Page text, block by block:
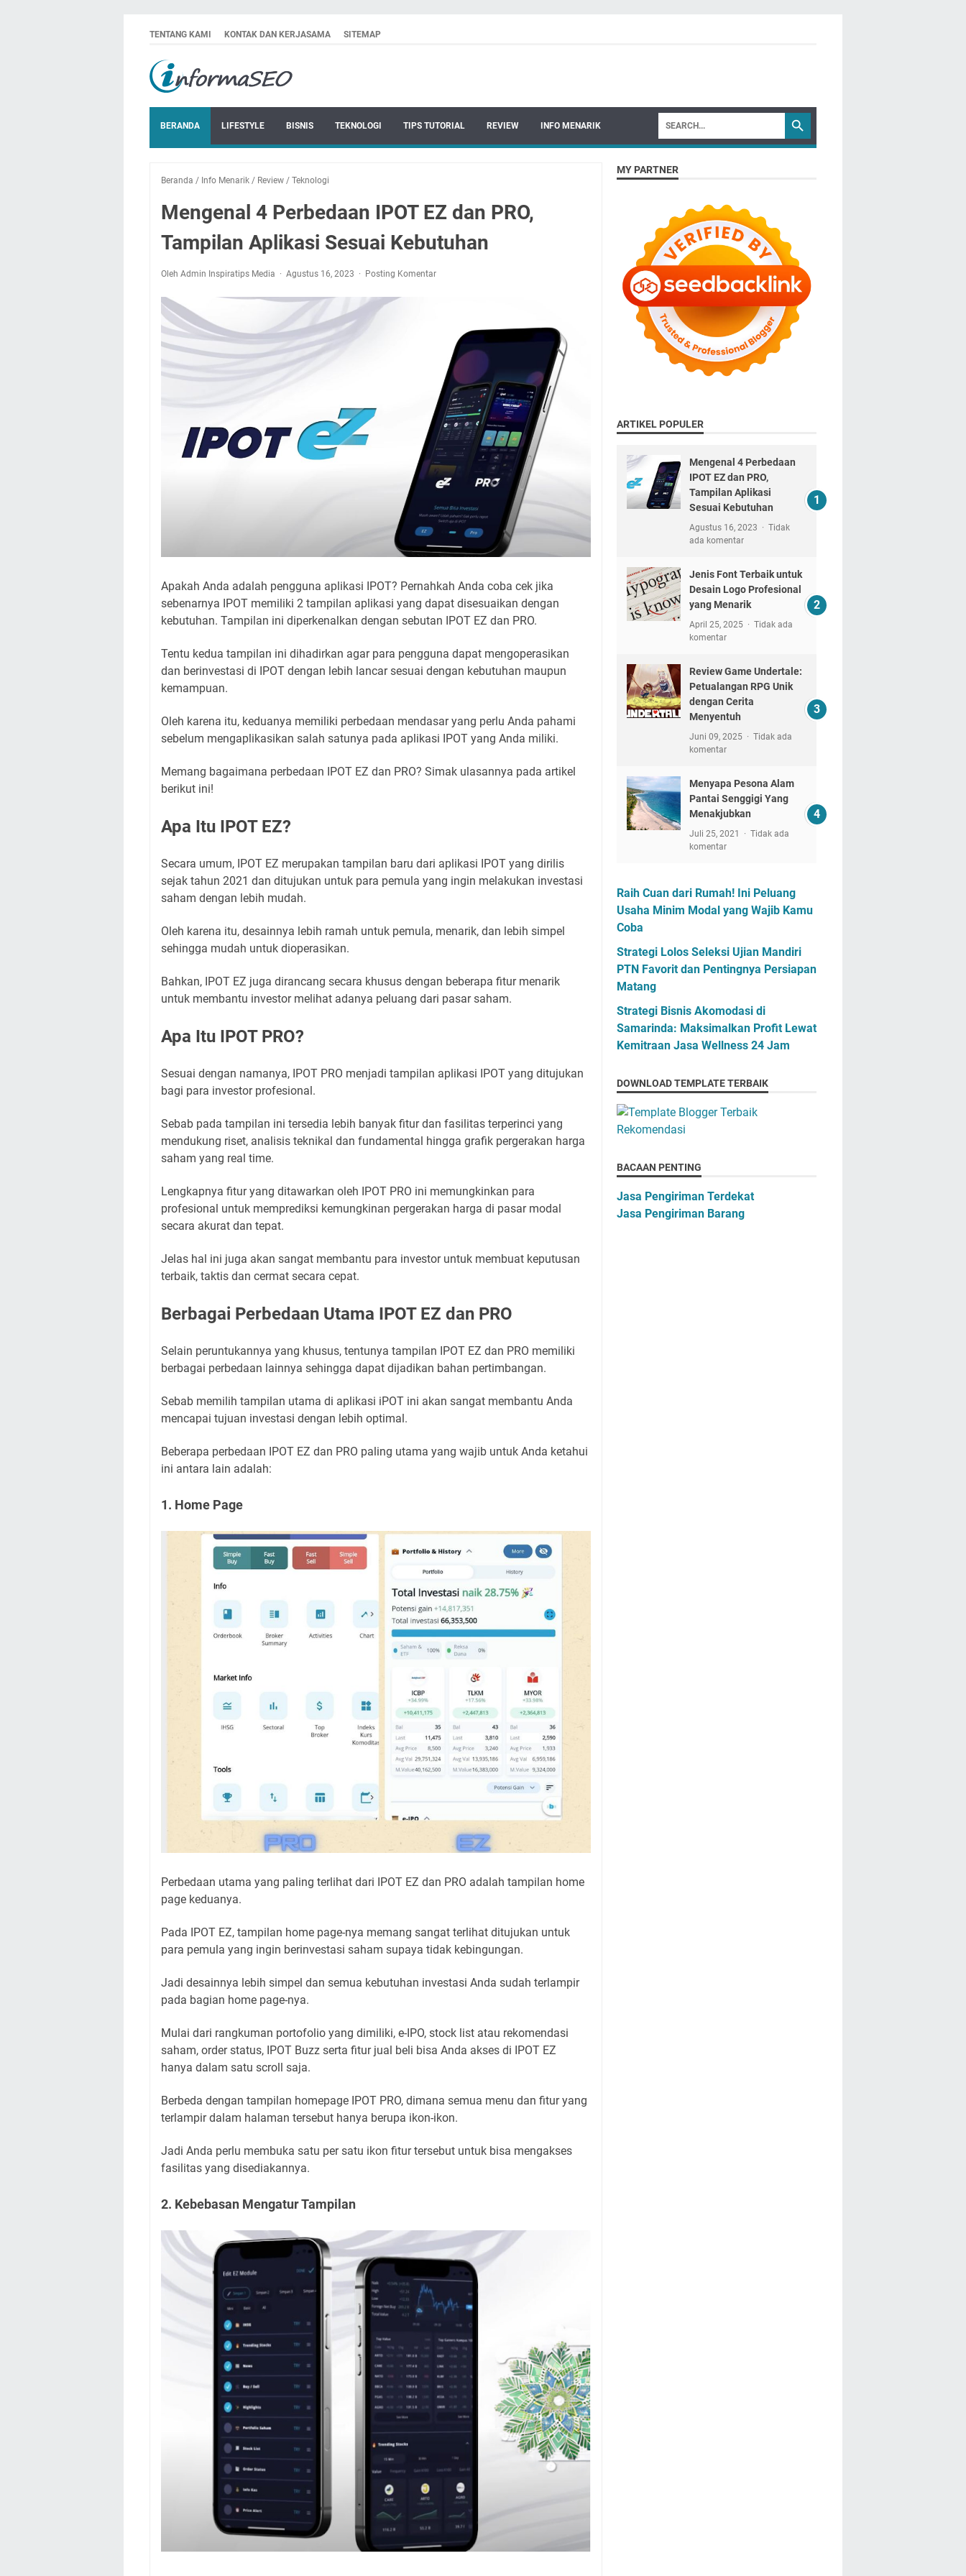
TENTANG KAMI KONTAK DAN KERJASAMA SITEMAP
BERANDA LIFESTYLE BISNIS TEKNOLOGI TIPS TUTORIAL REVIEW INFO MENARIK
Beranda / Info Menarik / Review / Teknologi
Mengenal 4 Perbedaan IPOT EZ dan PRO,
Tampilan Aplikasi Sesuai Kebutuhan
Oleh Admin Inspiratips Media Agustus 16, 2023 Posting Komentar
Apakah Anda adalah pengguna aplikasi IPOT? Pernahkah Anda coba cek jika
sebenarnya IPOT memiliki 2 tampilan aplikasi yang dapat disesuaikan dengan
kebutuhan. Tampilan ini diperkenalkan dengan sebutan IPOT EZ dan PRO.
Tentu kedua tampilan ini dihadirkan agar para pengguna dapat mengoperasikan
dan berinvestasi di IPOT dengan lebih lancar sesuai dengan kebutuhan maupun
kemampuan.
Oleh karena itu, keduanya memiliki perbedaan mendasar yang perlu Anda pahami
sebelum mengaplikasikan salah satunya pada aplikasi IPOT yang Anda miliki.
Memang bagaimana perbedaan IPOT EZ dan PRO? Simak ulasannya pada artikel
berikut ini!
Apa Itu IPOT EZ?
Secara umum, IPOT EZ merupakan tampilan baru dari aplikasi IPOT yang dirilis
sejak tahun 2021 dan ditujukan untuk para pemula yang ingin melakukan investasi
saham dengan lebih mudah.
Oleh karena itu, desainnya lebih ramah untuk pemula, menarik, dan lebih simpel
sehingga mudah untuk dioperasikan.
Bahkan, IPOT EZ juga dirancang secara khusus dengan beberapa fitur menarik
untuk membantu investor melihat adanya peluang dari pasar saham.
Apa Itu IPOT PRO?
Sesuai dengan namanya, IPOT PRO menjadi tampilan aplikasi IPOT yang ditujukan
bagi para investor profesional.
Sebab pada tampilan ini tersedia lebih banyak fitur dan fasilitas terperinci yang
mendukung riset, analisis teknikal dan fundamental hingga grafik pergerakan harga
saham yang real time.
Lengkapnya fitur yang ditawarkan oleh IPOT PRO ini memungkinkan para
profesional untuk memprediksi kemungkinan pergerakan harga di pasar modal
secara akurat dan tepat.
Jelas hal ini juga akan sangat membantu para investor untuk membuat keputusan
terbaik, taktis dan cermat secara cepat.
Berbagai Perbedaan Utama IPOT EZ dan PRO
Selain peruntukannya yang khusus, tentunya tampilan IPOT EZ dan PRO memiliki
berbagai perbedaan lainnya sehingga dapat dijadikan bahan pertimbangan.
Sebab memilih tampilan utama di aplikasi iPOT ini akan sangat membantu Anda
mencapai tujuan investasi dengan lebih optimal.
Beberapa perbedaan IPOT EZ dan PRO paling utama yang wajib untuk Anda ketahui
ini antara lain adalah:
1. Home Page
Perbedaan utama yang paling terlihat dari IPOT EZ dan PRO adalah tampilan home
page keduanya.
Pada IPOT EZ, tampilan home page-nya memang sangat terlihat ditujukan untuk
para pemula yang ingin berinvestasi saham supaya tidak kebingungan.
Jadi desainnya lebih simpel dan semua kebutuhan investasi Anda sudah terlampir
pada bagian home page-nya.
Mulai dari rangkuman portofolio yang dimiliki, e-IPO, stock list atau rekomendasi
saham, order status, IPOT Buzz serta fitur jual beli bisa Anda akses di IPOT EZ
hanya dalam satu scroll saja.
Berbeda dengan tampilan homepage IPOT PRO, dimana semua menu dan fitur yang
terlampir dalam halaman tersebut hanya berupa ikon-ikon.
Jadi Anda perlu membuka satu per satu ikon fitur tersebut untuk bisa mengakses
fasilitas yang disediakannya.
2. Kebebasan Mengatur Tampilan
MY PARTNER
ARTIKEL POPULER
Mengenal 4 Perbedaan
IPOT EZ dan PRO,
Tampilan Aplikasi
Sesuai Kebutuhan
Agustus 16, 2023
Tidak
ada komentar
Jenis Font Terbaik untuk
Desain Logo Profesional
yang Menarik
April 25, 2025
Tidak ada
komentar
Review Game Undertale:
Petualangan RPG Unik
dengan Cerita
Menyentuh
Juni 09, 2025
Tidak ada
komentar
Menyapa Pesona Alam
Pantai Senggigi Yang
Menakjubkan
Juli 25, 2021
Tidak ada
komentar
Raih Cuan dari Rumah! Ini Peluang
Usaha Minim Modal yang Wajib Kamu
Coba
Strategi Lolos Seleksi Ujian Mandiri
PTN Favorit dan Pentingnya Persiapan
Matang
Strategi Bisnis Akomodasi di
Samarinda: Maksimalkan Profit Lewat
Kemitraan Jasa Wellness 24 Jam
DOWNLOAD TEMPLATE TERBAIK
BACAAN PENTING
Jasa Pengiriman Terdekat
Jasa Pengiriman Barang